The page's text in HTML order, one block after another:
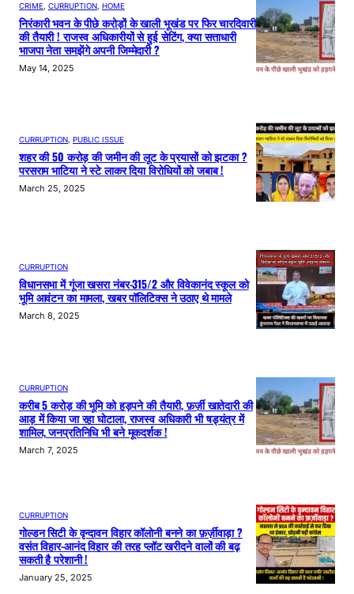
CRIME CURRUPTION HOME
निरंकारी भवन के पीछे करोड़ों के खाली भूखंड पर फिर चारदिवारी
की तैयारी ! राजस्व अधिकारीयों से हुई सेटिंग, क्या सत्ताधारी
भाजपा नेता समझेंगे अपनी जिम्मेदारी ?
May 14, 2025
CURRUPTION, PUBLIC ISSUE
शहर की 50 करोड़ की जमीन की लूट के प्रयासों को झटका ?
परसराम भाटिया ने स्टे लाकर दिया विरोधियों को जबाब !
March 25, 2025
CURRUPTION
विधानसभा में गूंजा खसरा नंबर-315/2 और विवेकानंद स्कूल को
भूमि आवंटन का मामला, खबर पॉलिटिक्स ने उठाए थे मामले
March 8, 2025
CURRUPTION
करीब 5 करोड़ की भूमि को हड़पने की तैयारी, फ़र्ज़ी खातेदारी की
आड़ में किया जा रहा घोटाला, राजस्व अधिकारी भी षड्यंत्र में
शामिल, जनप्रतिनिधि भी बने मूकदर्शक !
March 7, 2025
CURRUPTION
गोल्डन सिटी के वृन्दावन विहार कॉलोनी बनने का फ़र्ज़ीवाड़ा ?
वसंत विहार-आनंद विहार की तरह प्लॉट खरीदने वालों की बढ़
सकती है परेशानी !
January 25, 2025